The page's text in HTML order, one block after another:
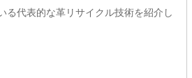
る代表的な革リサイクル技術を紹介し